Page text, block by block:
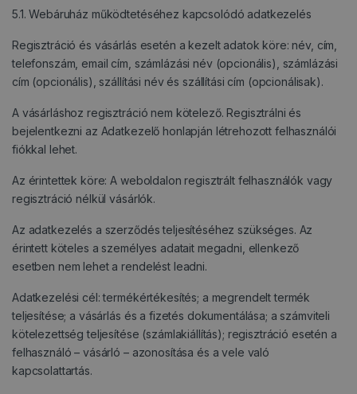
5.1. Webáruház működtetéséhez kapcsolódó adatkezelés
Regisztráció és vásárlás esetén a kezelt adatok köre: név, cím,
telefonszám, email cím, számlázási név (opcionális), számlázási
cím (opcionális), szállítási név és szállítási cím (opcionálisak).
A vásárláshoz regisztráció nem kötelező. Regisztrálni és
bejelentkezni az Adatkezelő honlapján létrehozott felhasználói
fiókkal lehet.
Az érintettek köre: A weboldalon regisztrált felhasználók vagy
regisztráció nélkül vásárlók.
Az adatkezelés a szerződés teljesítéséhez szükséges. Az
érintett köteles a személyes adatait megadni, ellenkező
esetben nem lehet a rendelést leadni.
Adatkezelési cél: termékértékesítés; a megrendelt termék
teljesítése; a vásárlás és a fizetés dokumentálása; a számviteli
kötelezettség teljesítése (számlakiállítás); regisztráció esetén a
felhasználó – vásárló – azonosítása és a vele való
kapcsolattartás.